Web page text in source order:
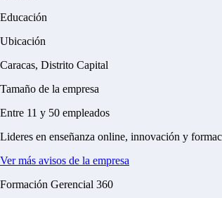
Educación
Ubicación
Caracas, Distrito Capital
Tamaño de la empresa
Entre 11 y 50 empleados
Lideres en enseñanza online, innovación y
Ver más avisos de la empresa
Formación Gerencial 360